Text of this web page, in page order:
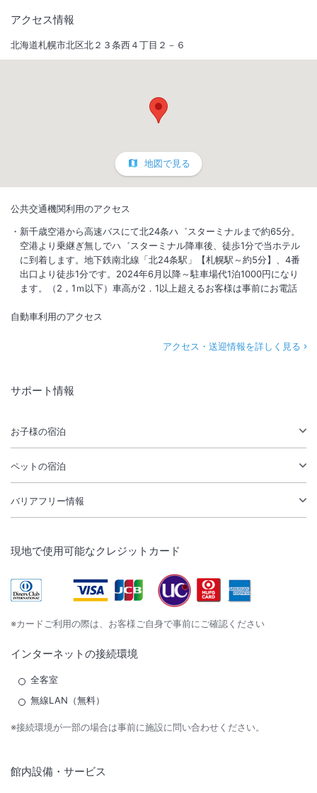
アクセス情報
北海道札幌市北区北２３条西４丁目２－６
地図で見る
公共交通機関利用のアクセス
新千歳空港から高速バスにて北24条ハ゛スターミナルまで約65分。
空港より乗継ぎ無しでハ゛スターミナル降車後、徒歩1分で当ホテル
に到着します。地下鉄南北線「北24条駅」【札幌駅～約5分】、4番
出口より徒歩1分です。2024年6月以降～駐車場代1泊1000円になり
ます。（2，1ｍ以下）車高が2．1以上超えるお客様は事前にお電話
自動車利用のアクセス
アクセス・送迎情報を詳しく見る
サポート情報
お子様の宿泊
ペットの宿泊
バリアフリー情報
現地で使用可能なクレジットカード
※カードご利用の際は、お客様ご自身で事前にご確認ください
インターネットの接続環境
全客室
無線LAN（無料）
※接続環境が一部の場合は事前に施設に問い合わせください。
館内設備・サービス